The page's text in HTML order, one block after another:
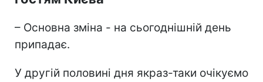
– Основна зміна - на сьогоднішній день
припадає.
У другій половині дня якраз-таки очікуємо